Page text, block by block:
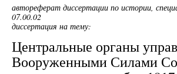
автореферат диссертации по истории,
07.00.02
диссертация на тему:
Центральные органы
Вооруженными Силами